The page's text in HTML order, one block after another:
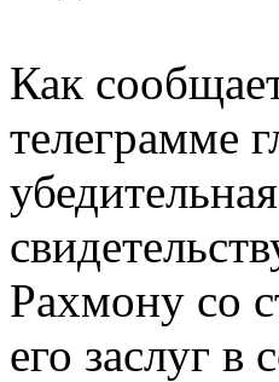
Как
телеграмме
Рахмону со
его заслуг